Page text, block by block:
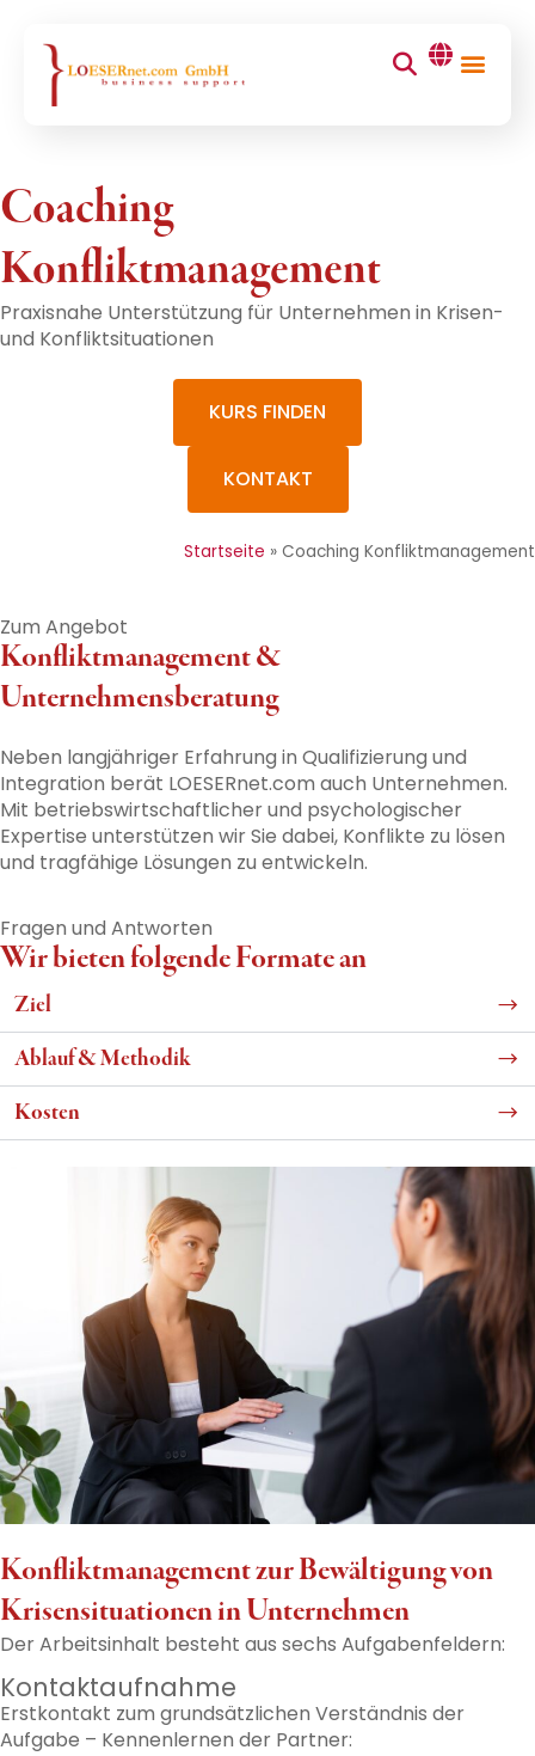
Coaching
Konfliktmanagement
Praxisnahe Unterstützung für Unternehmen in Krisen-
und Konfliktsituationen
KURS FINDEN
KONTAKT
Startseite » Coaching Konfliktmanagement
Zum Angebot
Konfliktmanagement &
Unternehmensberatung
Neben langjähriger Erfahrung in Qualifizierung und
Integration berät LOESERnet.com auch Unternehmen.
Mit betriebswirtschaftlicher und psychologischer
Expertise unterstützen wir Sie dabei, Konflikte zu lösen
und tragfähige Lösungen zu entwickeln.
Fragen und Antworten
Wir bieten folgende Formate an
Ziel
Ablauf & Methodik
Kosten
Konfliktmanagement zur Bewältigung von
Krisensituationen in Unternehmen
Der Arbeitsinhalt besteht aus sechs Aufgabenfeldern:
Kontaktaufnahme
Erstkontakt zum grundsätzlichen Verständnis der
Aufgabe – Kennenlernen der Partner: